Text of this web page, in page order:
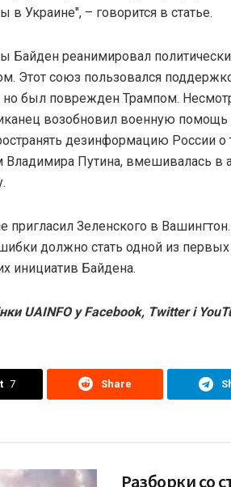
в Украине", – говорится в статье.
Байден реанимировал
Этот союз пользовался
но был поврежден Трампом.
возобновил военную
дезинформацию России о
Владимира Путина, вмешивалась в
пригласил Зеленского в
должно стать одной из первых
инициатив Байдена.
UAINFO у Facebook, Twitter і
7 Share
Разборки со